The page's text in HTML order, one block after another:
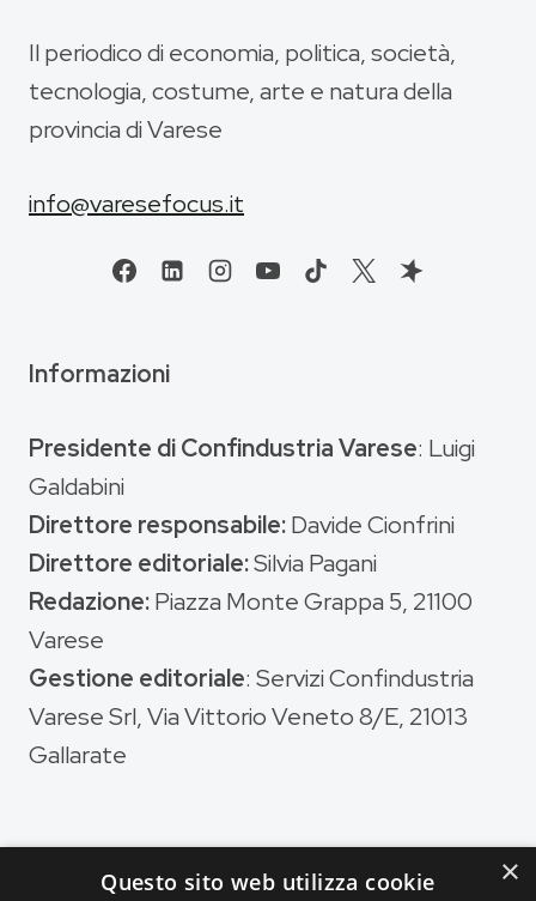
Il periodico di economia, politica, società,
tecnologia, costume, arte e natura della
provincia di Varese
info@varesefocus.it
Informazioni
Presidente di Confindustria Varese: Luigi
Galdabini
Direttore responsabile:Davide Cionfrini
Direttore editoriale:Silvia Pagani
Redazione:Piazza Monte Grappa 5, 21100
Varese
Gestione editoriale: Servizi Confindustria
Varese Srl, Via Vittorio Veneto 8/E, 21013
Gallarate
Magazine di ×
Questo sito web utilizza cookie